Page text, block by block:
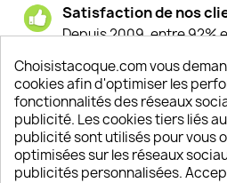
Satisfaction de nos
Depuis 2009, entre 92%
Un SAV à votre écoute
Notre SAV est disponible
Choisistacoque.com vous
cookies afin d'optimiser les
fonctionnalités des réseaux
publicité. Les cookies tiers liés
publicité sont utilisés pour vous
optimisées sur les réseaux
publicités personnalisées.